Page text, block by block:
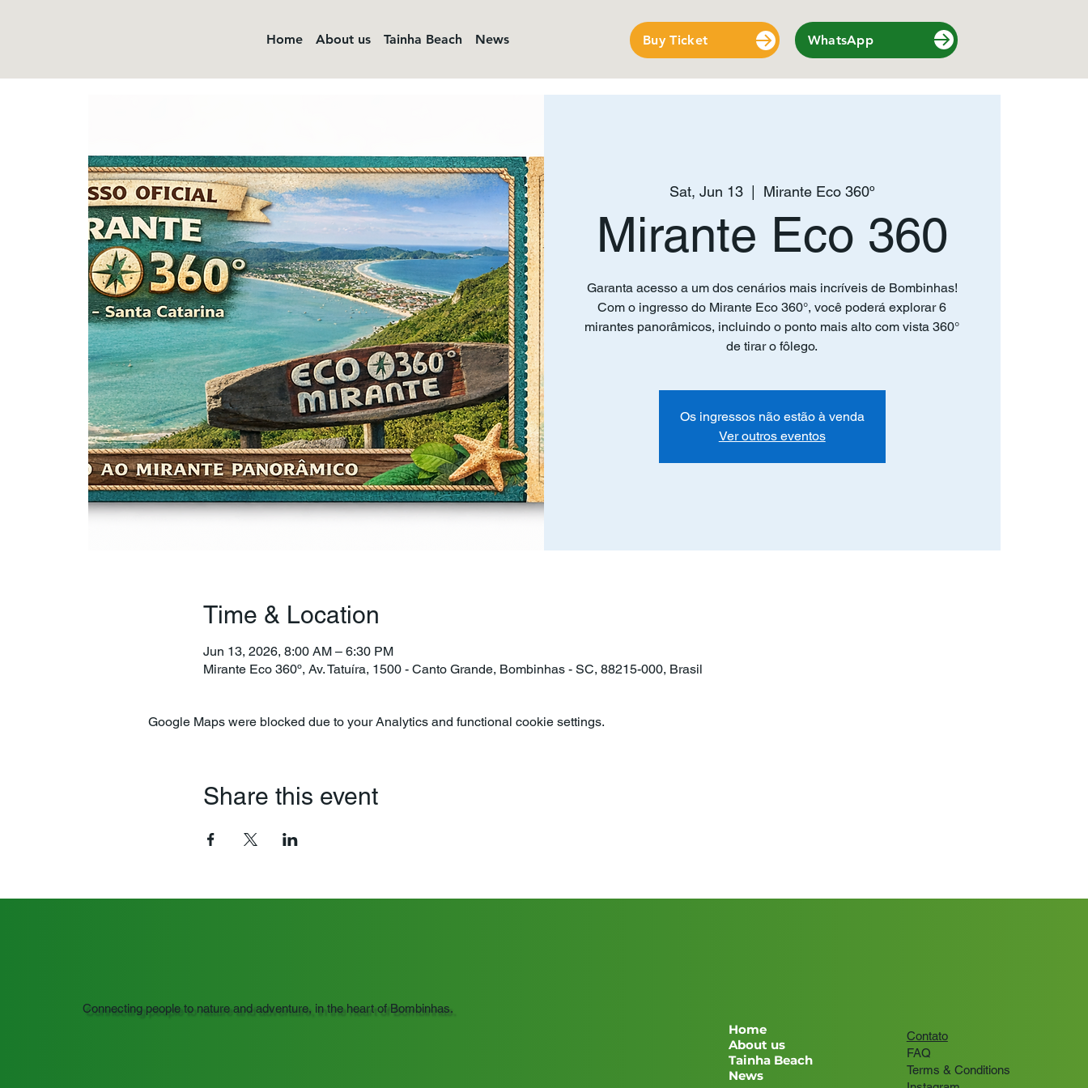
Home About us Tainha Beach News Buy Ticket WhatsApp
Sat, Jun 13
  |
Mirante Eco 360º
Mirante Eco 360
Garanta acesso a um dos cenários mais incríveis de Bombinhas!
Com o ingresso do Mirante Eco 360°, você poderá explorar 6
mirantes panorâmicos, incluindo o ponto mais alto com vista 360°
de tirar o fôlego.
Os ingressos não estão à venda
Ver outros eventos
Time & Location
Jun 13, 2026, 8:00 AM – 6:30 PM
Mirante Eco 360º, Av. Tatuíra, 1500 - Canto Grande, Bombinhas - SC, 88215-000, Brasil
Google Maps were blocked due to your Analytics and functional cookie settings.
Share this event
Connecting people to nature and adventure, in the heart of Bombinhas.
Home
About us
Tainha Beach
News
Contato
FAQ
Terms & Conditions